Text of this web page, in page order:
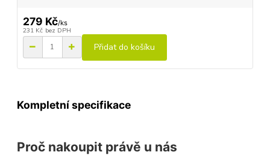
279 Kč/ks
231 Kč bez DPH
Přidat do košíku
Kompletní specifikace
Proč nakoupit právě u nás